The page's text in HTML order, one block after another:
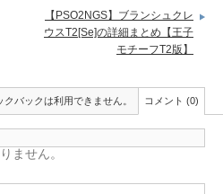
【PSO2NGS】ブランシュクレ
ウスT2[Se]の詳細まとめ【王子
モチーフT2版】
クバックは利用できません。 コメント (0)
ません。